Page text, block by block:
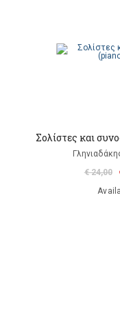
Σολίστες και
€ 24,00